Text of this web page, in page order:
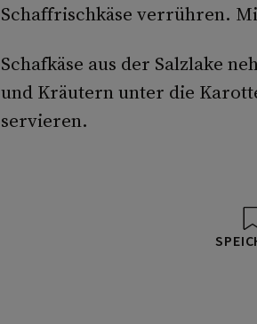
Schaffrischkäse verrühren.
Schafkäse aus der Salzlake
und Kräutern unter die
servieren.